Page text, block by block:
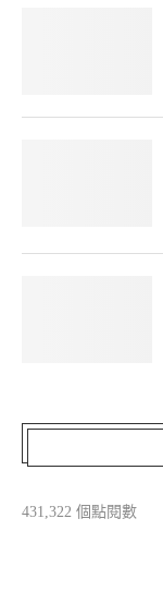
431,322 個點閱數